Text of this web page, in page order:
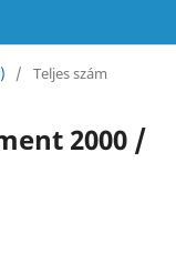
/ Teljes szám
2000 /